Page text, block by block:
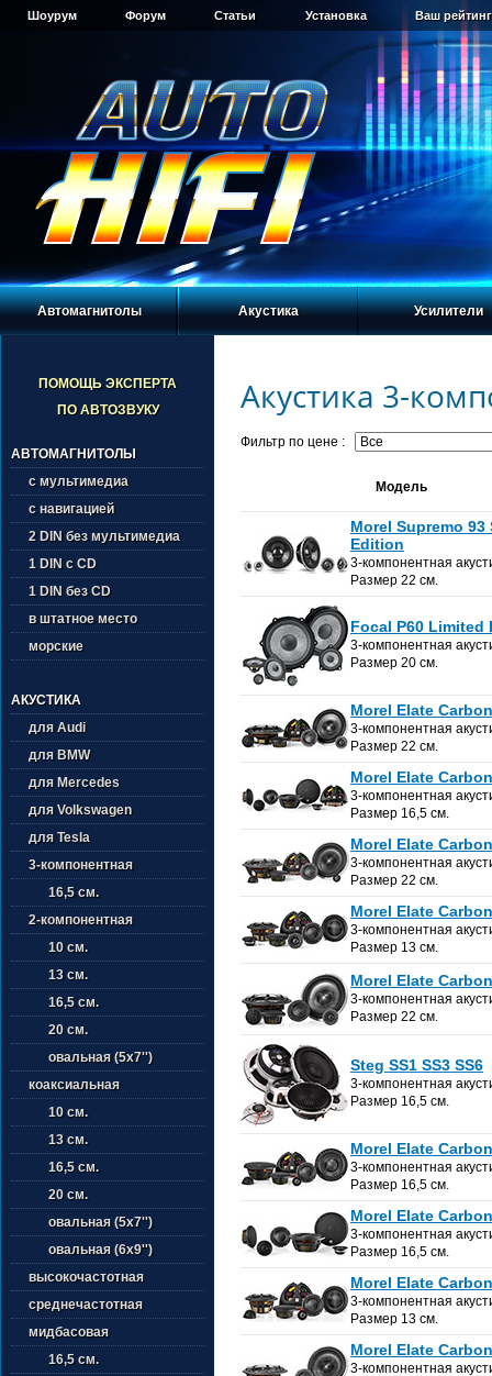
Шоурум Форум Статьи Установка Ваш
Автомагнитолы Акустика Усилители
ПОМОЩЬ ЭКСПЕРТА
ПО АВТОЗВУКУ
АВТОМАГНИТОЛЫ
с мультимедиа
с навигацией
2 DIN без мультимедиа
1 DIN с CD
1 DIN без CD
в штатное место
морские
АКУСТИКА
для Audi
для BMW
для Mercedes
для Volkswagen
для Tesla
3-компонентная
16,5 см.
2-компонентная
10 см.
13 см.
16,5 см.
20 см.
овальная (5х7'')
коаксиальная
10 см.
13 см.
16,5 см.
20 см.
овальная (5х7'')
овальная (6х9'')
высокочастотная
среднечастотная
мидбасовая
16,5 см.
Акустика 3-
Фильтр по цене :
Модель
Morel Supremo 93
Edition
3-компонентная
Размер 22 см.
Focal P60 Limited
3-компонентная
Размер 20 см.
Morel Elate
3-компонентная
Размер 22 см.
Morel Elate
3-компонентная
Размер 16,5 см.
Morel Elate
3-компонентная
Размер 22 см.
Morel Elate
3-компонентная
Размер 13 см.
Morel Elate
3-компонентная
Размер 22 см.
Steg SS1 SS3 SS6
3-компонентная
Размер 16,5 см.
Morel Elate
3-компонентная
Размер 16,5 см.
Morel Elate
3-компонентная
Размер 16,5 см.
Morel Elate
3-компонентная
Размер 13 см.
Morel Elate
3-компонентная